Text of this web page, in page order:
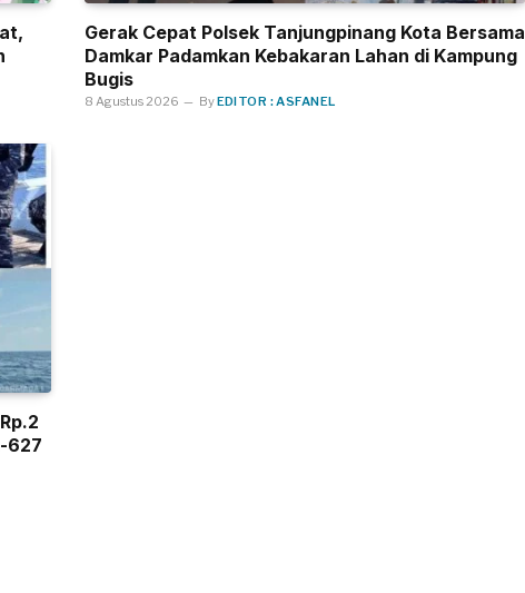
Gerak Cepat Polsek Tanjungpinang Kota Bersama
Damkar Padamkan Kebakaran Lahan di Kampung
Bugis
8 Agustus 2026 ByEDITOR : ASFANEL
627